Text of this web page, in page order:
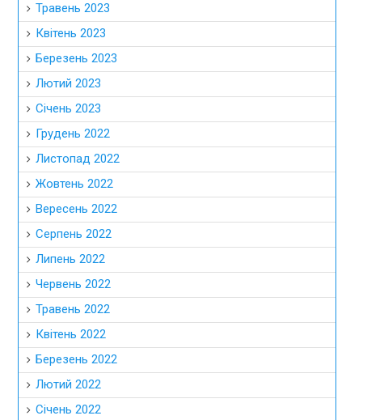
Травень 2023
Квітень 2023
Березень 2023
Лютий 2023
Січень 2023
Грудень 2022
Листопад 2022
Жовтень 2022
Вересень 2022
Серпень 2022
Липень 2022
Червень 2022
Травень 2022
Квітень 2022
Березень 2022
Лютий 2022
Січень 2022